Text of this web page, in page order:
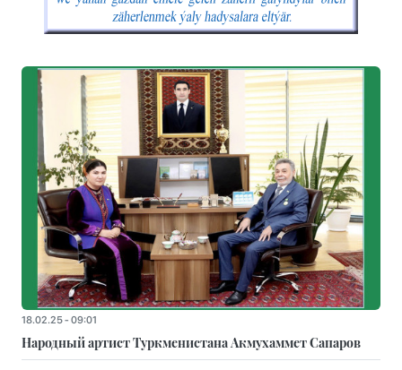
18.02.25 - 09:01
Народный артист Туркменистана Акмухаммет Сапаров